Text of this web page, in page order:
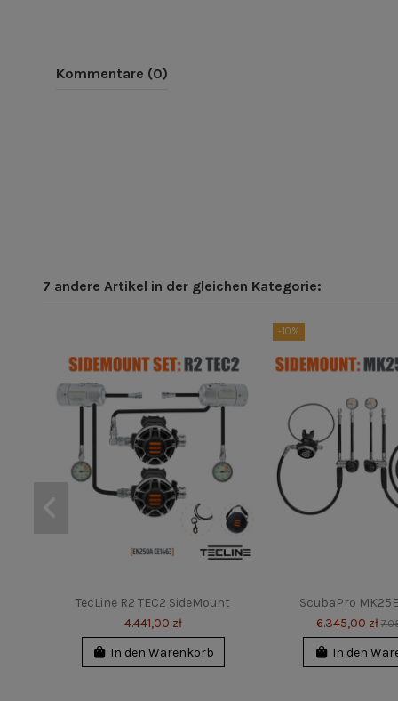
Kommentare (0)
7 andere Artikel in der gleichen Kategorie:
TecLine R2 TEC2 SideMount
4.441,00 zł
In den Warenkorb
-10%
ScubaPro
6.345,00 zł
In den